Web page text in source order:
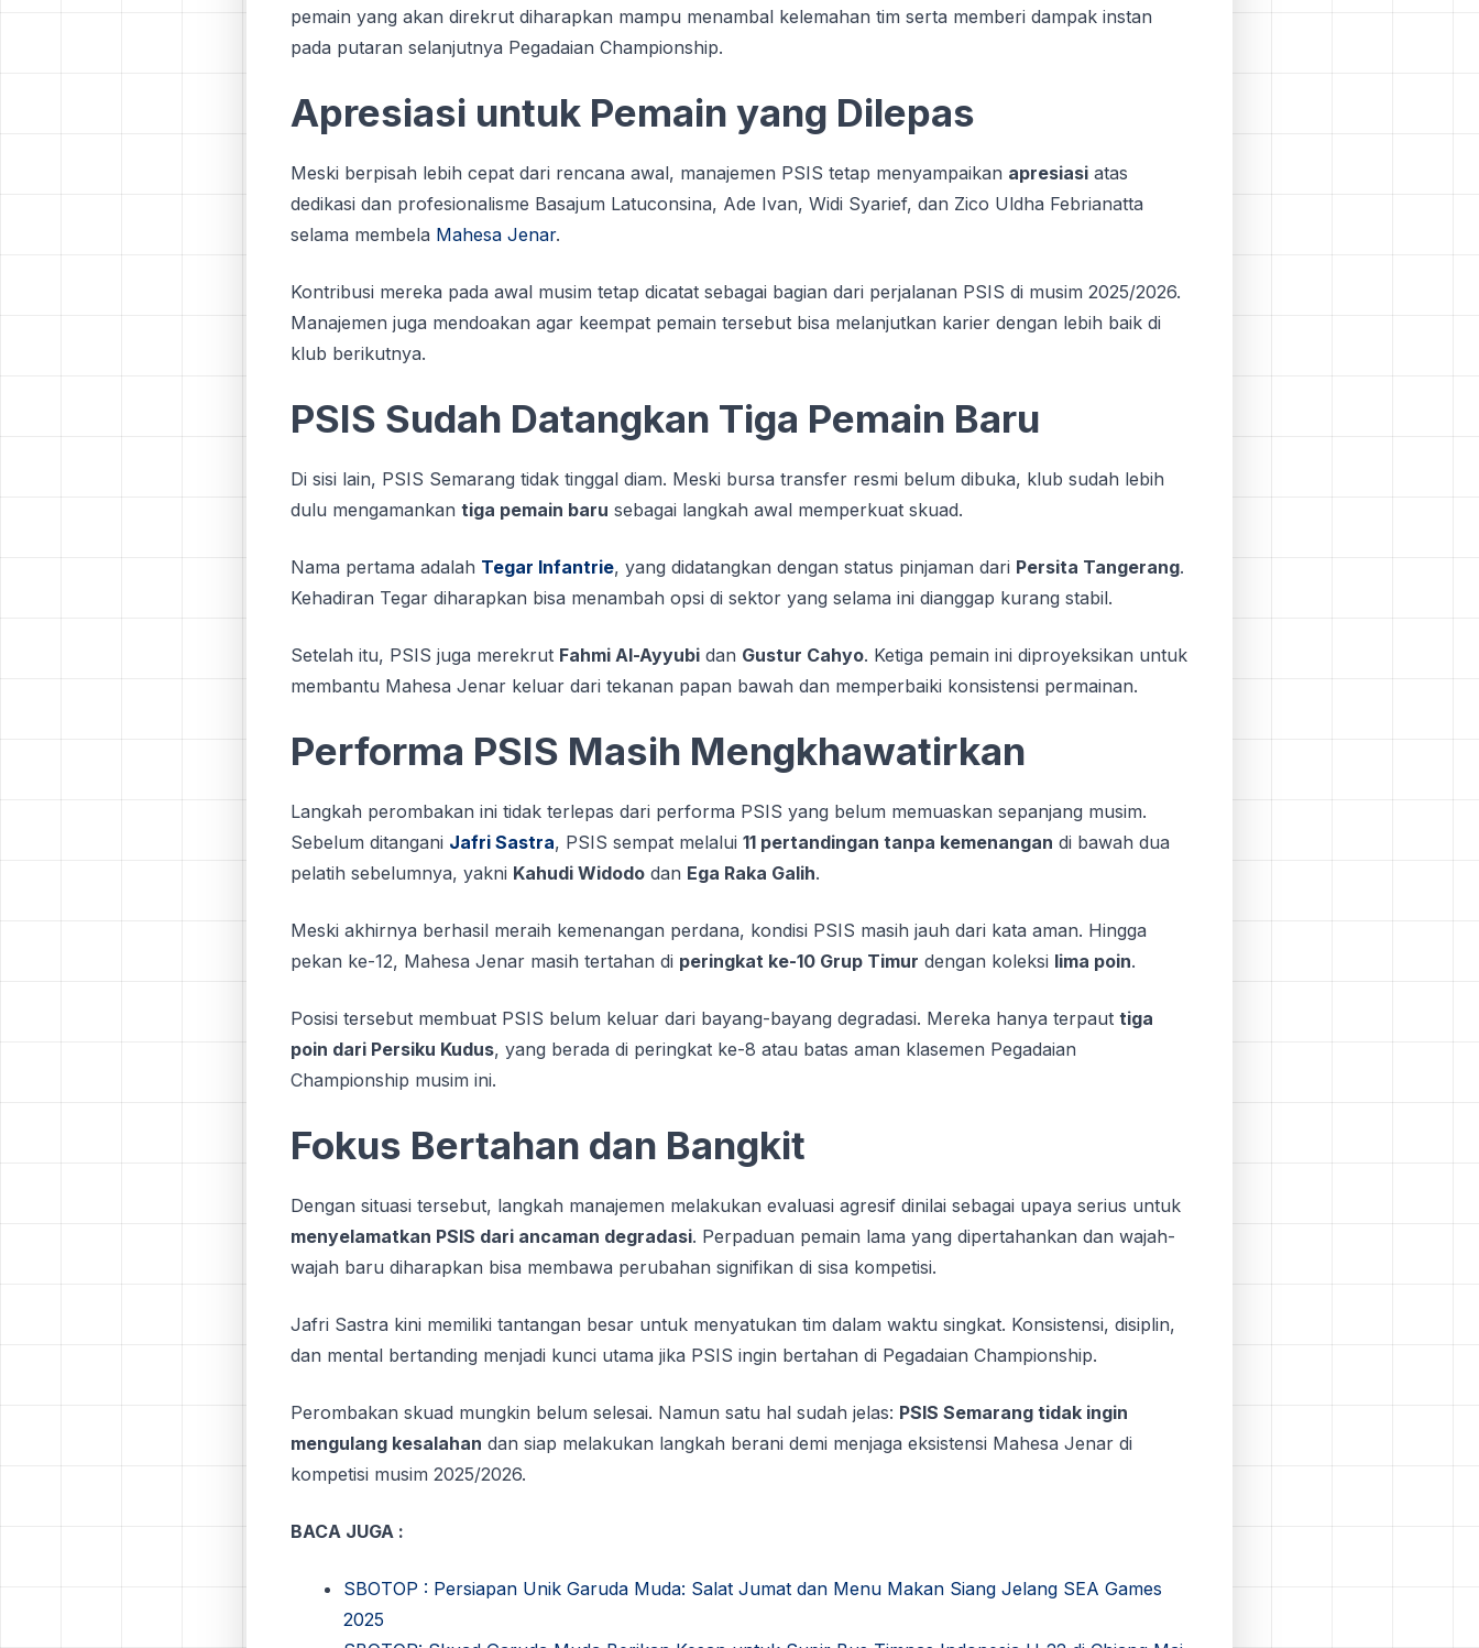
pemain yang akan direkrut diharapkan mampu menambal kelemahan tim serta memberi dampak instan
pada putaran selanjutnya Pegadaian Championship.
Apresiasi untuk Pemain yang Dilepas
Meski berpisah lebih cepat dari rencana awal, manajemen PSIS tetap menyampaikan apresiasi atas
dedikasi dan profesionalisme Basajum Latuconsina, Ade Ivan, Widi Syarief, dan Zico Uldha Febrianatta
selama membela Mahesa Jenar.
Kontribusi mereka pada awal musim tetap dicatat sebagai bagian dari perjalanan PSIS di musim 2025/2026.
Manajemen juga mendoakan agar keempat pemain tersebut bisa melanjutkan karier dengan lebih baik di
klub berikutnya.
PSIS Sudah Datangkan Tiga Pemain Baru
Di sisi lain, PSIS Semarang tidak tinggal diam. Meski bursa transfer resmi belum dibuka, klub sudah lebih
dulu mengamankan tiga pemain baru sebagai langkah awal memperkuat skuad.
Nama pertama adalah Tegar Infantrie, yang didatangkan dengan status pinjaman dari Persita Tangerang.
Kehadiran Tegar diharapkan bisa menambah opsi di sektor yang selama ini dianggap kurang stabil.
Setelah itu, PSIS juga merekrut Fahmi Al-Ayyubi dan Gustur Cahyo. Ketiga pemain ini diproyeksikan untuk
membantu Mahesa Jenar keluar dari tekanan papan bawah dan memperbaiki konsistensi permainan.
Performa PSIS Masih Mengkhawatirkan
Langkah perombakan ini tidak terlepas dari performa PSIS yang belum memuaskan sepanjang musim.
Sebelum ditangani Jafri Sastra, PSIS sempat melalui 11 pertandingan tanpa kemenangan di bawah dua
pelatih sebelumnya, yakni Kahudi Widodo dan Ega Raka Galih.
Meski akhirnya berhasil meraih kemenangan perdana, kondisi PSIS masih jauh dari kata aman. Hingga
pekan ke-12, Mahesa Jenar masih tertahan di peringkat ke-10 Grup Timur dengan koleksi lima poin.
Posisi tersebut membuat PSIS belum keluar dari bayang-bayang degradasi. Mereka hanya terpaut tiga
poin dari Persiku Kudus, yang berada di peringkat ke-8 atau batas aman klasemen Pegadaian
Championship musim ini.
Fokus Bertahan dan Bangkit
Dengan situasi tersebut, langkah manajemen melakukan evaluasi agresif dinilai sebagai upaya serius untuk
menyelamatkan PSIS dari ancaman degradasi. Perpaduan pemain lama yang dipertahankan dan wajah-
wajah baru diharapkan bisa membawa perubahan signifikan di sisa kompetisi.
Jafri Sastra kini memiliki tantangan besar untuk menyatukan tim dalam waktu singkat. Konsistensi, disiplin,
dan mental bertanding menjadi kunci utama jika PSIS ingin bertahan di Pegadaian Championship.
Perombakan skuad mungkin belum selesai. Namun satu hal sudah jelas: PSIS Semarang tidak ingin
mengulang kesalahan dan siap melakukan langkah berani demi menjaga eksistensi Mahesa Jenar di
kompetisi musim 2025/2026.
BACA JUGA :
SBOTOP : Persiapan Unik Garuda Muda: Salat Jumat dan Menu Makan Siang Jelang SEA Games
2025